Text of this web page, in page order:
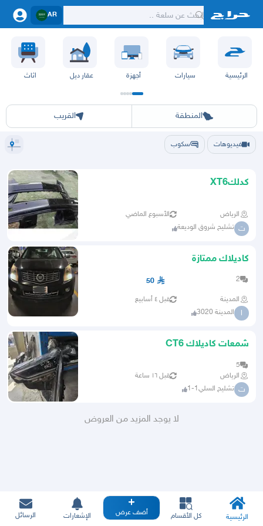
AR
الرئيسية سيارات أجهزة عقار ديل اثاث
المنطقة
الرياض جده القصيم الباحة
القريب
فيديوهات سكوب
كدلكXT6
الرياض الأسبوع الماضي
ت تشليح شروق الوديعة
كاديلاك ممتازة
2
50
المدينة قبل ٤ أسابيع
ا المدينة 3020
شمعات كاديلاك CT6
5
الرياض
قبل ١٦ ساعة
ت تشليح السلي1-1
لا يوجد المزيد من العروض
الرئيسية كل الأقسام أضف عرض الإشعارات الرسائل